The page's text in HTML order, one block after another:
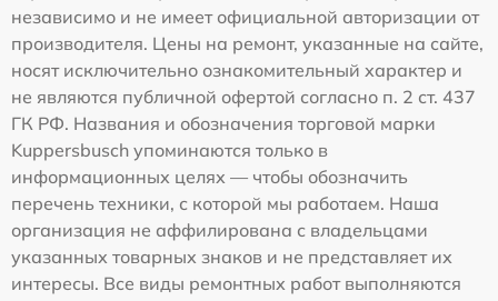
независимо и не имеет официальной авторизации от
производителя. Цены на ремонт, указанные на сайте,
носят исключительно ознакомительный характер и
не являются публичной офертой согласно п. 2 ст. 437
ГК РФ. Названия и обозначения торговой марки
Kuppersbusch упоминаются только в
информационных целях — чтобы обозначить
перечень техники, с которой мы работаем. Наша
организация не аффилирована с владельцами
указанных товарных знаков и не представляет их
интересы. Все виды ремонтных работ выполняются